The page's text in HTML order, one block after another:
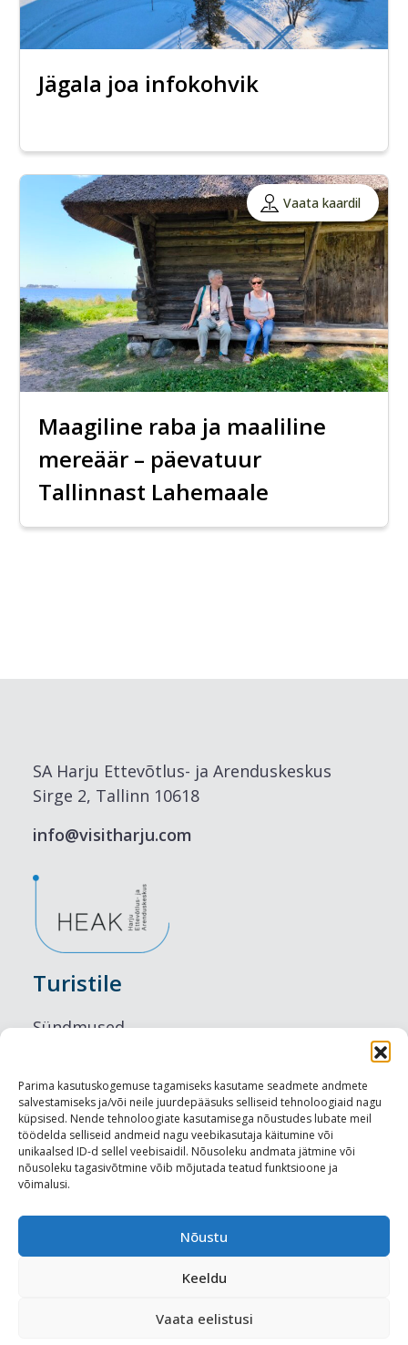
Parima kasutuskogemuse tagamiseks kasutame seadmete andmete
salvestamiseks ja/või neile juurdepääsuks selliseid tehnoloogiaid nagu
küpsised. Nende tehnoloogiate kasutamisega nõustudes lubate meil
töödelda selliseid andmeid nagu veebikasutaja käitumine või
unikaalsed ID-d sellel veebisaidil. Nõusoleku andmata jätmine või
nõusoleku tagasivõtmine võib mõjutada teatud funktsioone ja
võimalusi.
Nõustu
Keeldu
Vaata eelistusi
Jägala joa infokohvik
Vaata kaardil
Maagiline raba ja maaliline
mereäär – päevatuur
Tallinnast Lahemaale
SA Harju Ettevõtlus- ja Arenduskeskus
Sirge 2, Tallinn 10618
info@visitharju.com
Turistile
Sündmused
Maitseelamused
Vaatamisväärsused
Visit Tallinn
Turismiprofessionaalile
Harju-, Rapla- ja Läänemaa DMO
Meediakajastused